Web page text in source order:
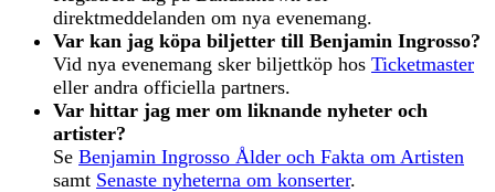
direktmeddelanden om nya evenemang.
Var kan jag köpa biljetter till Benjamin Ingrosso?
Vid nya evenemang sker biljettköp hos Ticketmaster
eller andra officiella partners.
Var hittar jag mer om liknande nyheter och
artister?
Se Benjamin Ingrosso Ålder och Fakta om Artisten
samt Senaste nyheterna om konserter.